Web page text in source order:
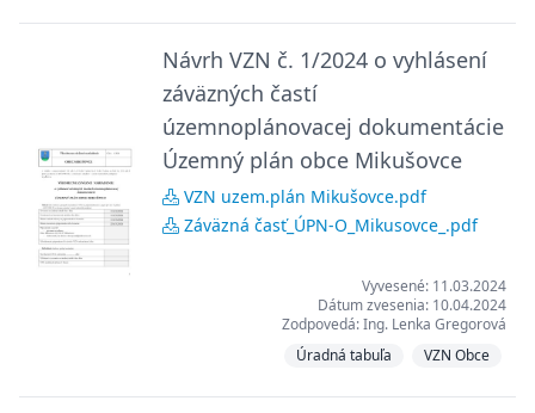
Návrh VZN č. 1/2024 o vyhlásení
záväzných častí
územnoplánovacej dokumentácie
Územný plán obce Mikušovce
VZN uzem.plán Mikušovce.pdf
Záväzná časť_ÚPN-O_Mikusovce_.pdf
Vyvesené: 11.03.2024
Dátum zvesenia: 10.04.2024
Zodpovedá: Ing. Lenka Gregorová
Úradná tabuľa
VZN Obce